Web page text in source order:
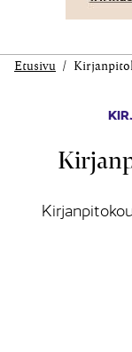
Etusivu